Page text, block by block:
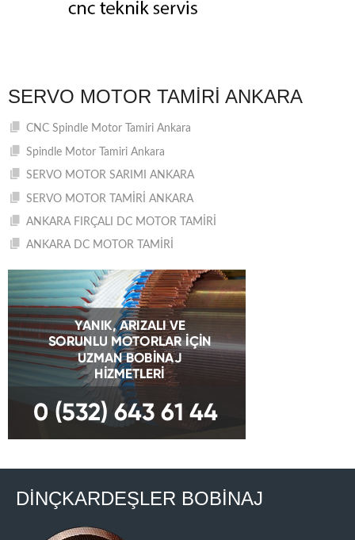
SERVO MOTOR TAMIRI ANKARA
CNC Spindle Motor Tamiri Ankara
Spindle Motor Tamiri Ankara
SERVO MOTOR SARIMI ANKARA
SERVO MOTOR TAMİRİ ANKARA
ANKARA FIRÇALI DC MOTOR TAMİRİ
ANKARA DC MOTOR TAMİRİ
DİNÇKARDEŞLER BOBİNAJ